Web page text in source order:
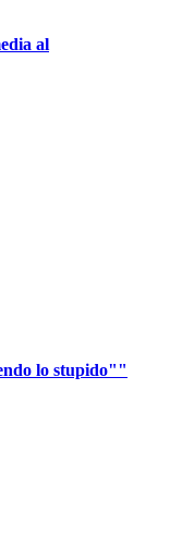
al
lo stupido""